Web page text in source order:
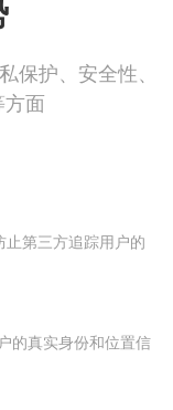
保护、安全性、
面
第三方追踪用户的
的真实身份和位置信